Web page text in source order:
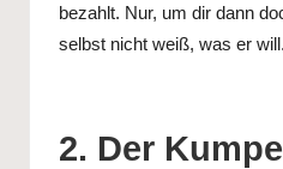
bezahlt. Nur, um dir dann
selbst nicht weiß, was er will.
2. Der